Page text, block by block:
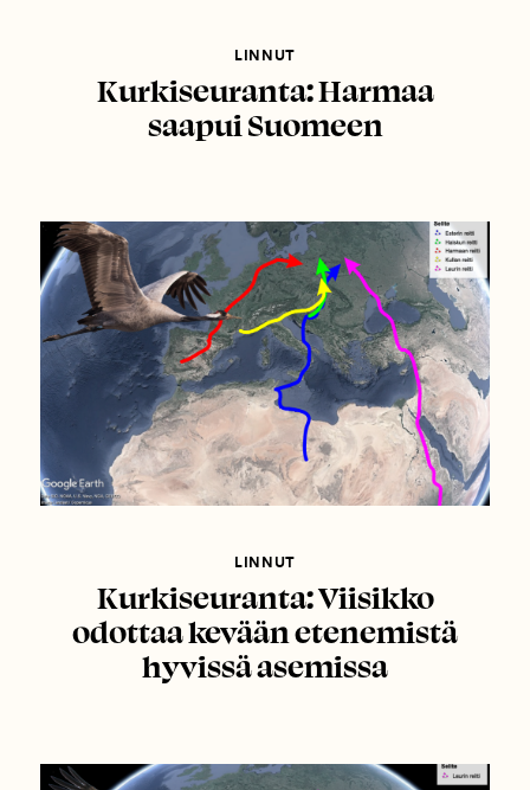
LINNUT
Kurkiseuranta: Harmaa
saapui Suomeen
LINNUT
Kurkiseuranta: Viisikko
odottaa kevään etenemistä
hyvissä asemissa